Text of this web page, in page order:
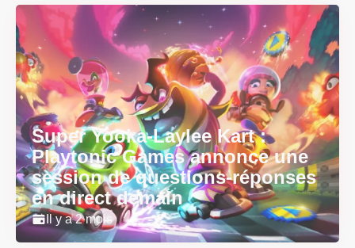
Super Yooka-Laylee Kart :
Playtonic Games annonce une
session de questions-réponses
en direct demain
Il y a 2 mois